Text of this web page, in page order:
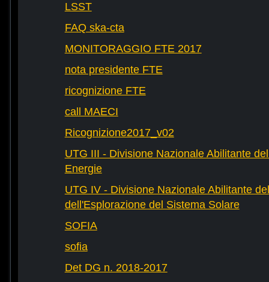
LSST
FAQ ska-cta
MONITORAGGIO FTE 2017
nota presidente FTE
ricognizione FTE
call MAECI
Ricognizione2017_v02
UTG III - Divisione Nazionale Abilitante
Energie
UTG IV - Divisione Nazionale Abilitante
dell'Esplorazione del Sistema Solare
SOFIA
sofia
Det DG n. 2018-2017